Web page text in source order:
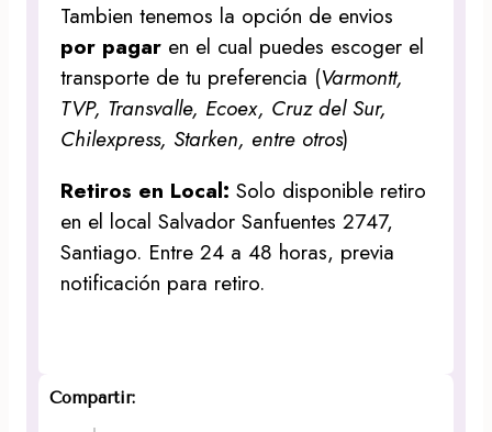
Tambien tenemos la opción de envios
por pagar en el cual puedes escoger el
transporte de tu preferencia (Varmontt,
TVP, Transvalle, Ecoex, Cruz del Sur,
Chilexpress, Starken, entre otros)
Retiros en Local:Solo disponible retiro
en el local Salvador Sanfuentes 2747,
Santiago. Entre 24 a 48 horas, previa
notificación para retiro.
Compartir: